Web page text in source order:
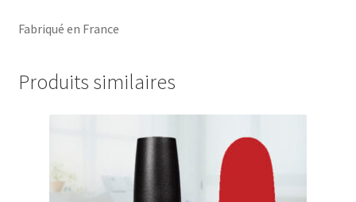
Fabriqué en France
Produits similaires